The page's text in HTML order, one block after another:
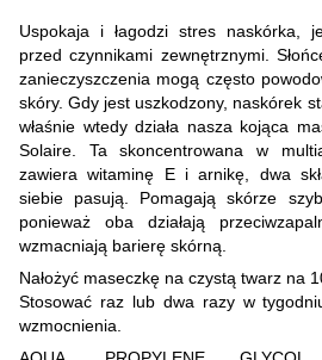
Uspokaja i łagodzi stres naskórka,
przed czynnikami zewnętrznymi.
zanieczyszczenia mogą często
skóry. Gdy jest uszkodzony, naskórek
właśnie wtedy działa nasza kojąca
Solaire. Ta skoncentrowana w
zawiera witaminę E i arnikę, dwa
siebie pasują. Pomagają skórze
ponieważ oba działają
wzmacniają barierę skórną.
Nałożyć maseczkę na czystą twarz na
Stosować raz lub dwa razy w
wzmocnienia.